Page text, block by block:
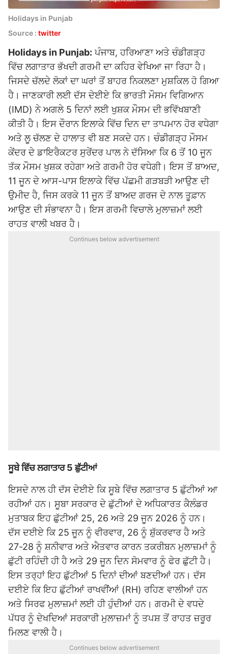
Holidays in Punjab
Source : twitter
Holidays in Punjab: ਪੰਜਾਬ, ਹਰਿਆਣਾ ਅਤੇ ਚੰਡੀਗੜ੍ਹ
ਵਿੱਚ ਲਗਾਤਾਰ ਭੱਖਦੀ ਗਰਮੀ ਦਾ ਕਹਿਰ ਵੇਖਿਆ ਜਾ ਰਿਹਾ ਹੈ।
ਜਿਸਦੇ ਚੱਲਦੇ ਲੋਕਾਂ ਦਾ ਘਰਾਂ ਤੋਂ ਬਾਹਰ ਨਿਕਲਣਾ ਮੁਸ਼ਕਿਲ ਹੋ ਗਿਆ
ਹੈ। ਜਾਣਕਾਰੀ ਲਈ ਦੱਸ ਦੇਈਏ ਕਿ ਭਾਰਤੀ ਮੌਸਮ ਵਿਗਿਆਨ
(IMD) ਨੇ ਅਗਲੇ 5 ਦਿਨਾਂ ਲਈ ਖੁਸ਼ਕ ਮੌਸਮ ਦੀ ਭਵਿੱਖਬਾਣੀ
ਕੀਤੀ ਹੈ। ਇਸ ਦੌਰਾਨ ਇਲਾਕੇ ਵਿੱਚ ਦਿਨ ਦਾ ਤਾਪਮਾਨ ਹੋਰ ਵਧੇਗਾ
ਅਤੇ ਲੂ ਚੱਲਣ ਦੇ ਹਾਲਾਤ ਵੀ ਬਣ ਸਕਦੇ ਹਨ। ਚੰਡੀਗੜ੍ਹ ਮੌਸਮ
ਕੇਂਦਰ ਦੇ ਡਾਇਰੈਕਟਰ ਸੁਰੇਂਦਰ ਪਾਲ ਨੇ ਦੱਸਿਆ ਕਿ 6 ਤੋਂ 10 ਜੂਨ
ਤੱਕ ਮੌਸਮ ਖੁਸ਼ਕ ਰਹੇਗਾ ਅਤੇ ਗਰਮੀ ਹੋਰ ਵਧੇਗੀ। ਇਸ ਤੋਂ ਬਾਅਦ,
11 ਜੂਨ ਦੇ ਆਸ-ਪਾਸ ਇਲਾਕੇ ਵਿੱਚ ਪੱਛਮੀ ਗੜਬੜੀ ਆਉਣ ਦੀ
ਉਮੀਦ ਹੈ, ਜਿਸ ਕਰਕੇ 11 ਜੂਨ ਤੋਂ ਬਾਅਦ ਗਰਜ ਦੇ ਨਾਲ ਤੂਫ਼ਾਨ
ਆਉਣ ਦੀ ਸੰਭਾਵਨਾ ਹੈ। ਇਸ ਗਰਮੀ ਵਿਚਾਲੇ ਮੁਲਾਜ਼ਮਾਂ ਲਈ
ਰਾਹਤ ਵਾਲੀ ਖਬਰ ਹੈ।
Continues below advertisement
ਸੂਬੇ ਵਿੱਚ ਲਗਾਤਾਰ 5 ਛੁੱਟੀਆਂ
ਇਸਦੇ ਨਾਲ ਹੀ ਦੱਸ ਦੇਈਏ ਕਿ ਸੂਬੇ ਵਿੱਚ ਲਗਾਤਾਰ 5 ਛੁੱਟੀਆਂ ਆ
ਰਹੀਆਂ ਹਨ। ਸੂਬਾ ਸਰਕਾਰ ਦੇ ਛੁੱਟੀਆਂ ਦੇ ਅਧਿਕਾਰਤ ਕੈਲੰਡਰ
ਮੁਤਾਬਕ ਇਹ ਛੁੱਟੀਆਂ 25, 26 ਅਤੇ 29 ਜੂਨ 2026 ਨੂੰ ਹਨ।
ਦੱਸ ਦਈਏ ਕਿ 25 ਜੂਨ ਨੂੰ ਵੀਰਵਾਰ, 26 ਨੂੰ ਸ਼ੁੱਕਰਵਾਰ ਹੈ ਅਤੇ
27-28 ਨੂੰ ਸ਼ਨੀਵਾਰ ਅਤੇ ਐਤਵਾਰ ਕਾਰਨ ਤਕਰੀਬਨ ਮੁਲਾਜ਼ਮਾਂ ਨੂੰ
ਛੁੱਟੀ ਰਹਿੰਦੀ ਹੀ ਹੈ ਅਤੇ 29 ਜੂਨ ਦਿਨ ਸੋਮਵਾਰ ਨੂੰ ਫੇਰ ਛੁੱਟੀ ਹੈ।
ਇਸ ਤਰ੍ਹਾਂ ਇਹ ਛੁੱਟੀਆਂ 5 ਦਿਨਾਂ ਦੀਆਂ ਬਣਦੀਆਂ ਹਨ। ਦੱਸ
ਦਈਏ ਕਿ ਇਹ ਛੁੱਟੀਆਂ ਰਾਖਵੀਂਆਂ (RH) ਰਹਿਣ ਵਾਲੀਆਂ ਹਨ
ਅਤੇ ਸਿਰਫ ਮੁਲਾਜ਼ਮਾਂ ਲਈ ਹੀ ਹੁੰਦੀਆਂ ਹਨ। ਗਰਮੀ ਦੇ ਵਧਦੇ
ਪੱਧਰ ਨੂੰ ਦੇਖਦਿਆਂ ਸਰਕਾਰੀ ਮੁਲਾਜ਼ਮਾਂ ਨੂੰ ਤਪਸ਼ ਤੋਂ ਰਾਹਤ ਜ਼ਰੂਰ
ਮਿਲਣ ਵਾਲੀ ਹੈ।
Continues below advertisement